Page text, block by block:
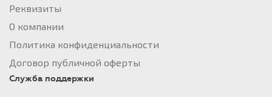
Реквизиты
О компании
Политика конфиденциальности
Договор публичной оферты
Служба поддержки